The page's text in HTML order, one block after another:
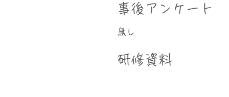
事後アンケート
無し
研修資料